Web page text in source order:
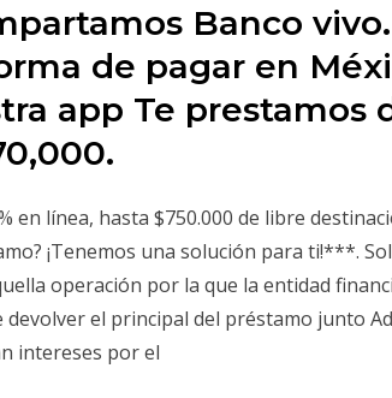
Banco
de pagar en
app Te prestamos
en línea, hasta $750.000 de libre
¡Tenemos una solución para ti!***.
operación por la que la entidad
devolver el principal del préstamo junto
intereses por el